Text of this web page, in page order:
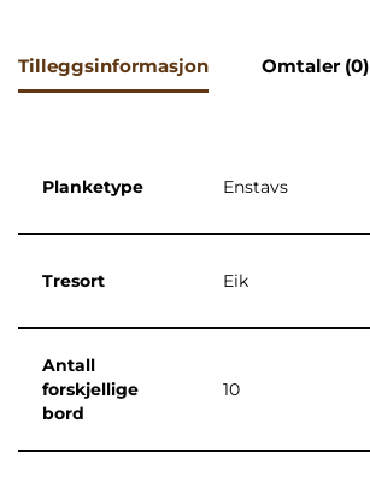
Tilleggsinformasjon Omtaler (0)
Planketype Enstavs
Tresort Eik
Antall
forskjellige
bord
10